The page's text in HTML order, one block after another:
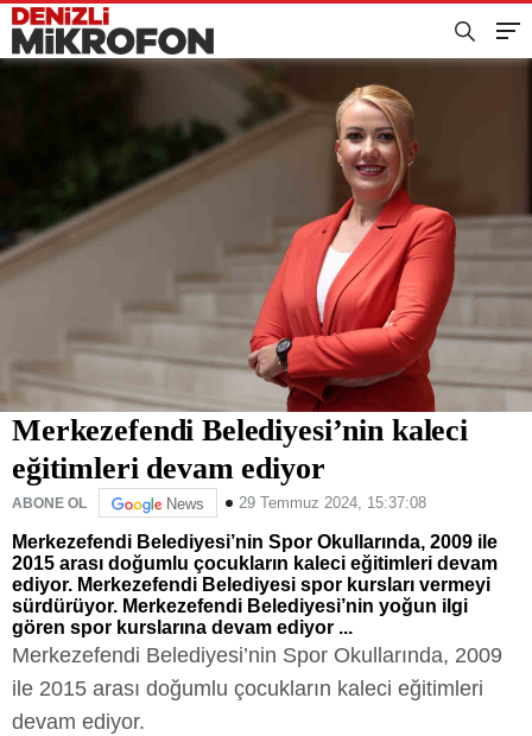
Merkezefendi Belediyesi’nin kaleci
eğitimleri devam ediyor
ABONE OL News 29 Temmuz 2024, 15:37:08
Merkezefendi Belediyesi’nin Spor Okullarında, 2009 ile
2015 arası doğumlu çocukların kaleci eğitimleri devam
ediyor. Merkezefendi Belediyesi spor kursları vermeyi
sürdürüyor. Merkezefendi Belediyesi’nin yoğun ilgi
gören spor kurslarına devam ediyor ...
Merkezefendi Belediyesi’nin Spor Okullarında, 2009
ile 2015 arası doğumlu çocukların kaleci eğitimleri
devam ediyor.